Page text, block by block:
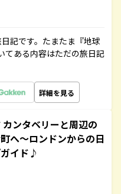
記です。たまたま『地球
てある内容はただの旅日記
詳細を見る
ンタベリーと周辺の
へ～ロンドンからの日
イド♪